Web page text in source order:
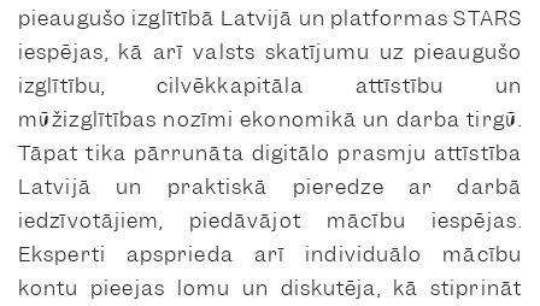
pieaugušo izglītībā Latvijā un platformas STARS
iespējas, kā arī valsts skatījumu uz pieaugušo
izglītību, cilvēkkapitāla attīstību un
mūžizglītības nozīmi ekonomikā un darba tirgū.
Tāpat tika pārrunāta digitālo prasmju attīstība
Latvijā un praktiskā pieredze ar darbā
iedzīvotājiem, piedāvājot mācību iespējas.
Eksperti apsprieda arī individuālo mācību
kontu pieejas lomu un diskutēja, kā stiprināt